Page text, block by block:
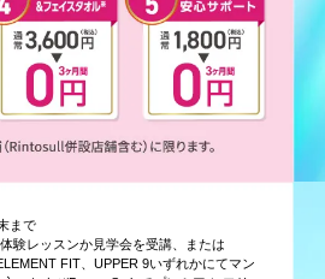
まで
験レッスンか見学会を受講、または
FIT、UPPER 9いずれかにてマン